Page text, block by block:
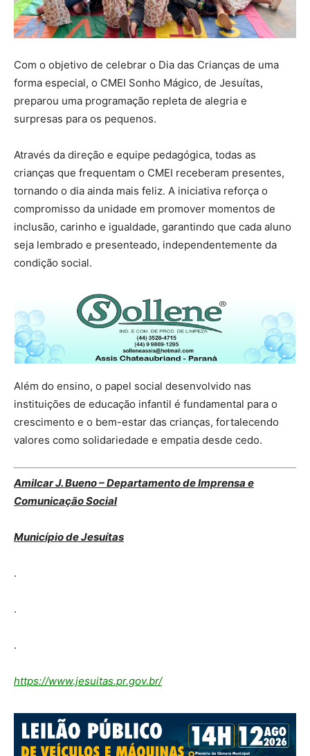
Com o objetivo de celebrar o Dia das Crianças de uma
forma especial, o CMEI Sonho Mágico, de Jesuítas,
preparou uma programação repleta de alegria e
surpresas para os pequenos.
Através da direção e equipe pedagógica, todas as
crianças que frequentam o CMEI receberam presentes,
tornando o dia ainda mais feliz. A iniciativa reforça o
compromisso da unidade em promover momentos de
inclusão, carinho e igualdade, garantindo que cada aluno
seja lembrado e presenteado, independentemente da
condição social.
Além do ensino, o papel social desenvolvido nas
instituições de educação infantil é fundamental para o
crescimento e o bem-estar das crianças, fortalecendo
valores como solidariedade e empatia desde cedo.
Amilcar J. Bueno – Departamento de Imprensa e
Comunicação Social
Município de Jesuítas
.
.
.
https://www.jesuitas.pr.gov.br/